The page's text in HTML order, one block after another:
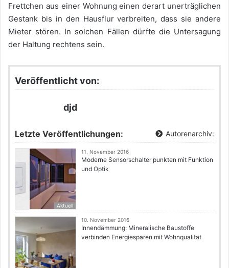
Frettchen aus einer Wohnung einen derart unerträglichen
Gestank bis in den Hausflur verbreiten, dass sie andere
Mieter stören. In solchen Fällen dürfte die Untersagung
der Haltung rechtens sein.
Veröffentlicht von:
djd
Letzte Veröffentlichungen: Autorenarchiv:
Aktuell
11. November 2016
Moderne Sensorschalter punkten mit Funktion
und Optik
10. November 2016
Innendämmung: Mineralische Baustoffe
verbinden Energiesparen mit Wohnqualität